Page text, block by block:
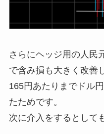
さらにヘッジ用の人民
で含み損も大きく改善
165円あたりまでドル
たためです。
次に介入をするとして